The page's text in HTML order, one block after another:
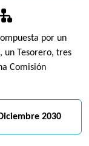
por un
un Tesorero, tres
Comisión
2030